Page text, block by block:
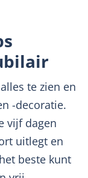
te zien en
-decoratie.
vijf dagen
uitlegt en
beste kunt